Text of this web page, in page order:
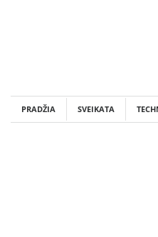
PRADŽIA SVEIKATA